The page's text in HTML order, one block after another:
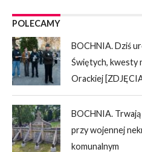
POLECAMY
BOCHNIA. Dziś
Świętych, kwesty
Orackiej
BOCHNIA.
przy wojennej
komunalnym